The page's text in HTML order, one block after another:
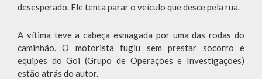
desesperado. Ele tenta parar o veículo que desce pela rua.
A vítima teve a cabeça esmagada por uma das rodas do
caminhão. O motorista fugiu sem prestar socorro e
equipes do Goi (Grupo de Operações e Investigações)
estão atrás do autor.